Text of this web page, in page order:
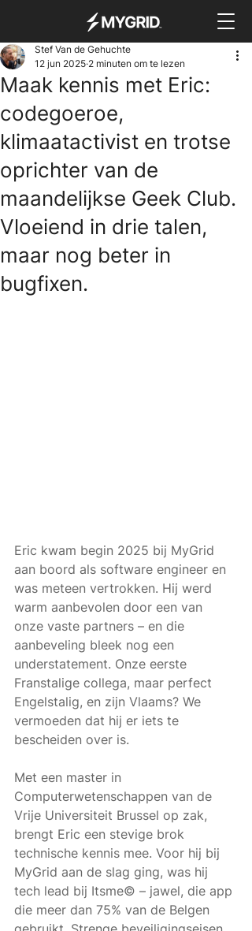
Maak kennis met Eric:
codegoeroe,
klimaatactivist en trotse
oprichter van de
maandelijkse Geek Club.
Vloeiend in drie talen,
maar nog beter in
bugfixen.
Stef Van de Gehuchte
12 jun 2025 2 minuten om te lezen
Eric kwam begin 2025 bij MyGrid
aan boord als software engineer en
was meteen vertrokken. Hij werd
warm aanbevolen door een van
onze vaste partners – en die
aanbeveling bleek nog een
understatement. Onze eerste
Franstalige collega, maar perfect
Engelstalig, en zijn Vlaams? We
vermoeden dat hij er iets te
bescheiden over is.
Met een master in
Computerwetenschappen van de
Vrije Universiteit Brussel op zak,
brengt Eric een stevige brok
technische kennis mee. Voor hij bij
MyGrid aan de slag ging, was hij
tech lead bij Itsme© – jawel, die app
die meer dan 75% van de Belgen